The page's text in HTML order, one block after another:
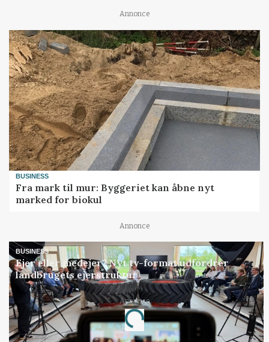
Annonce
BUSINESS
Fra mark til mur: Byggeriet kan åbne nyt
marked for biokul
Annonce
BUSINESS
Ejer eller medejer? Nyt tv-format udfordrer
landbrugets ejerstruktur
Annonce
Loading...